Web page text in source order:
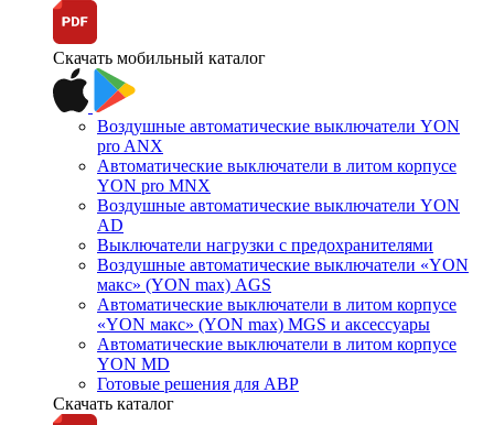
Скачать мобильный каталог
Воздушные автоматические выключатели YON
pro ANX
Автоматические выключатели в литом корпусе
YON pro MNX
Воздушные автоматические выключатели YON
AD
Выключатели нагрузки с предохранителями
Воздушные автоматические выключатели «YON
макс» (YON max) AGS
Автоматические выключатели в литом корпусе
«YON макс» (YON max) MGS и аксессуары
Автоматические выключатели в литом корпусе
YON MD
Готовые решения для АВР
Скачать каталог